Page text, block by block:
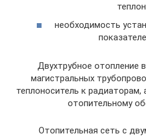
необходимость
Двухтрубное отопление
магистральных
теплоноситель к
отопительному
Отопительная сеть с